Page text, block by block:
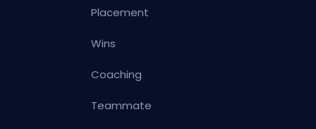
Placement
Wins
Coaching
Teammate